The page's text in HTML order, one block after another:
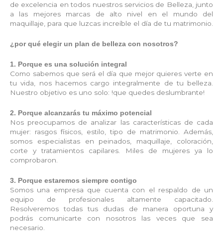
de excelencia en todos nuestros servicios de Belleza, junto
a las mejores marcas de alto nivel en el mundo del
maquillaje, para que luzcas increíble el día de tu matrimonio.
¿por qué elegir un plan de belleza con nosotros?
1. Porque es una solución integral
Como sabemos que será el día que mejor quieres verte en
tu vida, nos hacemos cargo integralmente de tu belleza.
Nuestro objetivo es uno solo: !que quedes deslumbrante!
2. Porque alcanzarás tu máximo potencial
Nos preocupamos de analizar las características de cada
mujer: rasgos físicos, estilo, tipo de matrimonio. Además,
somos especialistas en peinados, maquillaje, coloración,
corte y tratamientos capilares. Miles de mujeres ya lo
comprobaron.
3. Porque estaremos siempre contigo
Somos una empresa que cuenta con el respaldo de un
equipo de profesionales altamente capacitado.
Resolveremos todas tus dudas de manera oportuna y
podrás comunicarte con nosotros las veces que sea
necesario.